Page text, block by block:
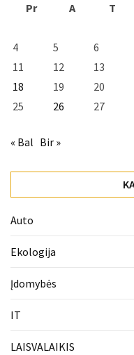
Pr
A T
4
5 6
11
12 13
18
19 20
25
26 27
« Bal Bir »
Auto
Ekologija
Įdomybės
IT
LAISVALAIKIS